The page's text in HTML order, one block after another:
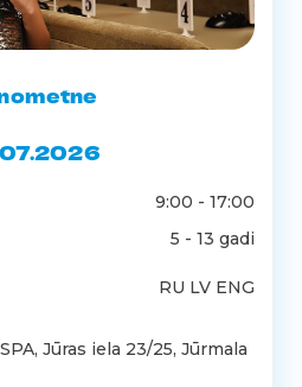
9:00 - 17:00
5 - 13 gadi
RU LV ENG
Jūras iela 23/25, Jūrmala